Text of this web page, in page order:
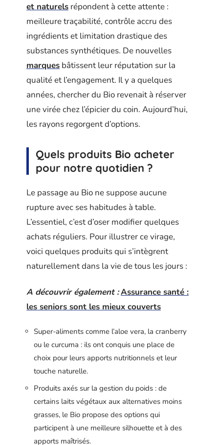
et naturels répondent à cette attente :
meilleure traçabilité, contrôle accru des
ingrédients et limitation drastique des
substances synthétiques. De nouvelles
marques bâtissent leur réputation sur la
qualité et l’engagement. Il y a quelques
années, chercher du Bio revenait à réserver
une virée chez l’épicier du coin. Aujourd’hui,
les rayons regorgent d’options.
Quels produits Bio acheter
pour notre quotidien ?
Le passage au Bio ne suppose aucune
rupture avec ses habitudes à table.
L’essentiel, c’est d’oser modifier quelques
achats réguliers. Pour illustrer ce virage,
voici quelques produits qui s’intègrent
naturellement dans la vie de tous les jours :
A découvrir également :Assurance santé :
les seniors sont les mieux couverts
Super-aliments comme l’aloe vera, la cranberry
ou le curcuma : ils ont conquis une place de
choix pour leurs apports nutritionnels et leur
touche naturelle.
Produits axés sur la gestion du poids : de
certains laits végétaux aux alternatives moins
grasses, le Bio propose des options qui
participent à une meilleure silhouette et à des
apports maîtrisés.